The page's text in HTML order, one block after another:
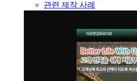
관련 제작 사례